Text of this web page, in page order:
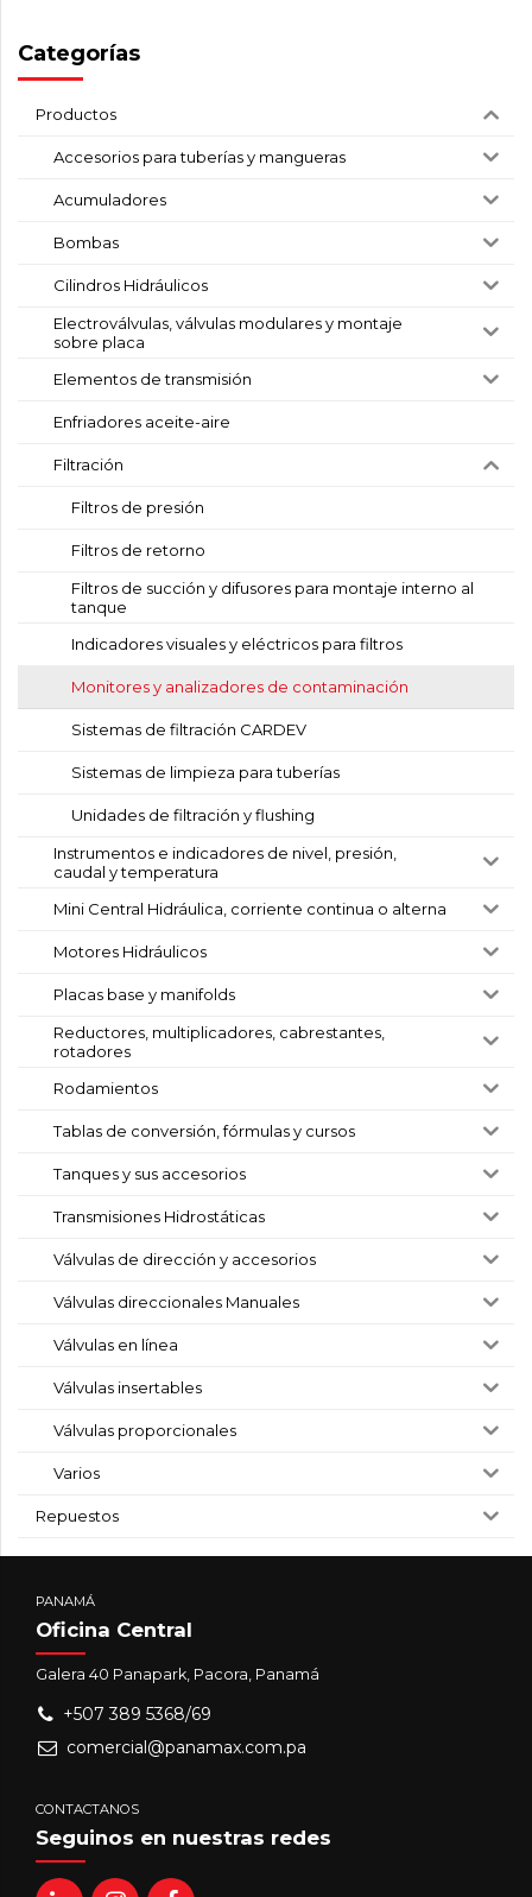
Categorías
Productos
Accesorios para tuberías y mangueras
Acumuladores
Bombas
Cilindros Hidráulicos
Electroválvulas, válvulas modulares y montaje
sobre placa
Elementos de transmisión
Enfriadores aceite-aire
Filtración
Filtros de presión
Filtros de retorno
Filtros de succión y difusores para montaje interno al
tanque
Indicadores visuales y eléctricos para filtros
Monitores y analizadores de contaminación
Sistemas de filtración CARDEV
Sistemas de limpieza para tuberías
Unidades de filtración y flushing
Instrumentos e indicadores de nivel, presión,
caudal y temperatura
Mini Central Hidráulica, corriente continua o alterna
Motores Hidráulicos
Placas base y manifolds
Reductores, multiplicadores, cabrestantes,
rotadores
Rodamientos
Tablas de conversión, fórmulas y cursos
Tanques y sus accesorios
Transmisiones Hidrostáticas
Válvulas de dirección y accesorios
Válvulas direccionales Manuales
Válvulas en línea
Válvulas insertables
Válvulas proporcionales
Varios
Repuestos
PANAMÁ
Oficina Central
Galera 40 Panapark, Pacora, Panamá
+507 389 5368/69
comercial@panamax.com.pa
CONTACTANOS
Seguinos en nuestras redes